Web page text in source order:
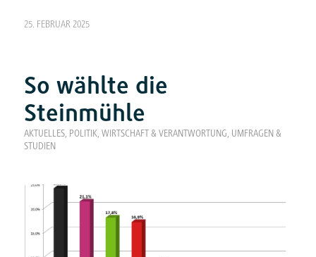
25. FEBRUAR 2025
So wählte die
Steinmühle
AKTUELLES, POLITIK, WIRTSCHAFT & VERANTWORTUNG UMFRAGEN &
STUDIEN